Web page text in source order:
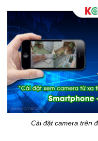
Cài đặt camera trên